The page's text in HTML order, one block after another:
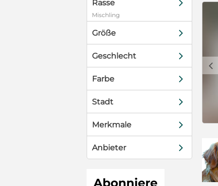
Rasse d
Mischling
Größe d
Geschlecht d
Farbe d
Stadt d
Merkmale d
Anbieter d
c